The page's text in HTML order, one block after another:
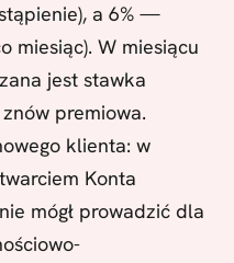
a 6% —
miesiąc). W miesiącu
jest stawka
premiowa.
klienta: w
Konta
mógł prowadzić dla